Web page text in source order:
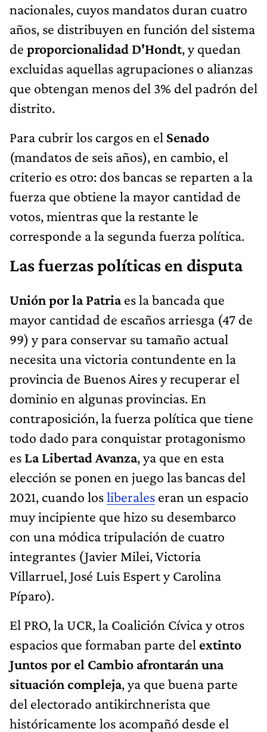
nacionales, cuyos mandatos duran cuatro
años, se distribuyen en función del sistema
de proporcionalidad D'Hondt, y quedan
excluidas aquellas agrupaciones o alianzas
que obtengan menos del 3% del padrón del
distrito.
Para cubrir los cargos en el Senado
(mandatos de seis años), en cambio, el
criterio es otro: dos bancas se reparten a la
fuerza que obtiene la mayor cantidad de
votos, mientras que la restante le
corresponde a la segunda fuerza política.
Las fuerzas políticas en disputa
Unión por la Patriaes la bancada que
mayor cantidad de escaños arriesga (47 de
99) y para conservar su tamaño actual
necesita una victoria contundente en la
provincia de Buenos Aires y recuperar el
dominio en algunas provincias. En
contraposición, la fuerza política que tiene
todo dado para conquistar protagonismo
es La Libertad Avanza, ya que en esta
elección se ponen en juego las bancas del
2021, cuando losliberales eran un espacio
muy incipiente que hizo su desembarco
con una módica tripulación de cuatro
integrantes (Javier Milei, Victoria
Villarruel, José Luis Espert y Carolina
Píparo).
El PRO, la UCR, la Coalición Cívica y otros
espacios que formaban parte del extinto
Juntos por el Cambio afrontarán una
situación compleja, ya que buena parte
del electorado antikirchnerista que
históricamente los acompañó desde el